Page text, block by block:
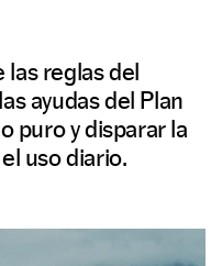
las reglas del
ayudas del Plan
puro y disparar la
uso diario.